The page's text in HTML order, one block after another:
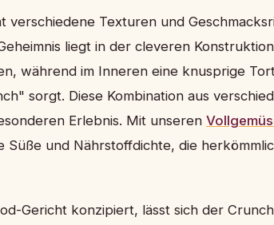
verschiedene Texturen und
liegt in der cleveren
während im Inneren eine knusprige
sorgt. Diese Kombination aus
Erlebnis. Mit unseren
Süße und Nährstoffdichte, die
Gericht konzipiert, lässt sich der